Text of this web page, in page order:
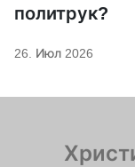
политрук?
26. Июл 2026